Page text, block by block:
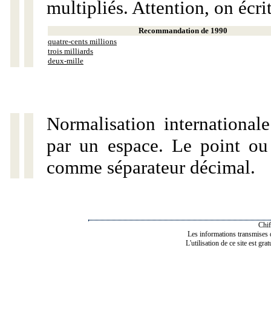
multipliés. Attention, on
Recommandation de 1990
quatre-cents millions
trois milliards
deux-mille
Normalisation
par un espace. Le point
comme séparateur décimal.
Les informations transmises
L'utilisation de ce site est